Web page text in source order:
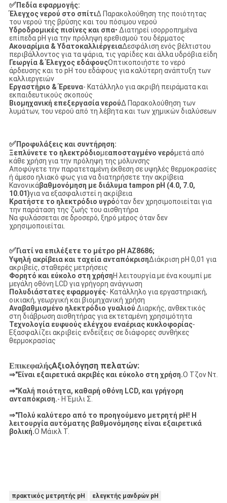
✅Πεδία εφαρμογής:
Έλεγχος νερού στο σπίτι∆ Παρακολούθηση της ποιότητας
του νερού της βρύσης και του πόσιμου νερού
Υδροδρομικές πισίνες και σπα• Διατηρεί ισορροπημένα
επίπεδα pH για την πρόληψη ερεθισμού του δέρματος
Ακουαρίμια & Υδατοκαλλιέργεια∆εσφάλιση ενός βέλτιστου
περιβάλλοντος για τα ψάρια, τις γαρίδες και άλλα υδρόβια είδη
Γεωργία & Έλεγχος εδάφουςΟπτικοποιήστε το νερό
άρδευσης και το pH του εδάφους για καλύτερη ανάπτυξη των
καλλιεργειών
Εργαστήριο & Έρευνα- Κατάλληλο για ακριβή πειράματα και
εκπαιδευτικούς σκοπούς
Βιομηχανική επεξεργασία νερού∆ Παρακολούθηση των
λυμάτων, του νερού από τη λέβητα και των χημικών διαλύσεων
✅Προφυλάξεις και συντήρηση:
Ξεπλύνετε το ηλεκτρόδιομεαποσταγμένο νερόμετά από
κάθε χρήση για την πρόληψη της μόλυνσης
Αποφύγετε την παρατεταμένη έκθεση σε υψηλές θερμοκρασίες
ή άμεσο ηλιακό φως για να διατηρήσετε την ακρίβεια
Κανονικάβαθμονόμηση με διάλυμα tampon pH (4.0, 7.0,
10.01)για να εξασφαλιστεί η ακρίβεια
Κρατήστε το ηλεκτρόδιο υγρόόταν δεν χρησιμοποιείται για
την παράταση της ζωής του αισθητήρα
Να φυλάσσεται σε δροσερό, ξηρό μέρος όταν δεν
χρησιμοποιείται.
✅Γιατί να επιλέξετε το μέτρο pH AZ8686;
Υψηλή ακρίβεια και ταχεία ανταπόκρισηΔιάκριση pH 0,01 για
ακριβείς, σταθερές μετρήσεις
Φορητό και εύκολο στη χρήσηΗ λειτουργία με ένα κουμπί με
μεγάλη οθόνη LCD για γρήγορη ανάγνωση
Πολυδιάστατες εφαρμογές- Κατάλληλο για εργαστηριακή,
οικιακή, γεωργική και βιομηχανική χρήση
Αναβαθμισμένο ηλεκτρόδιο γυαλιού ∆ιαρκής, ανθεκτικός
στη διάβρωση αισθητήρας για εκτεταμένη χρησιμότητα
Τεχνολογία ευφυούς ελέγχου εναέριας κυκλοφορίας-
Εξασφαλίζει ακριβείς ενδείξεις σε διάφορες συνθήκες
θερμοκρασίας
ΕπικεφαλήςΑξιολόγηση πελατών:
⇒"Είναι εξαιρετικά ακριβές και εύκολο στη χρήση.Ο Τζον Ντ.
⇒"Καλή ποιότητα, καθαρή οθόνη LCD, και γρήγορη
ανταπόκριση.- Η Έμιλι Σ.
⇒"Πολύ καλύτερο από το προηγούμενο μετρητή pH! Η
λειτουργία αυτόματης βαθμονόμησης είναι εξαιρετικά
βολική.Ο Μάικλ Τ.
πρακτικός μετρητής pH
ελεγκτής μανδρών pH